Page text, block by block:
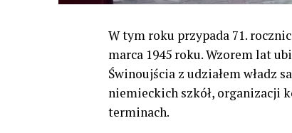
W tym roku przypada 71.
marca 1945 roku. Wzorem lat
Świnoujścia z udziałem władz
niemieckich szkół, organizacji
terminach.